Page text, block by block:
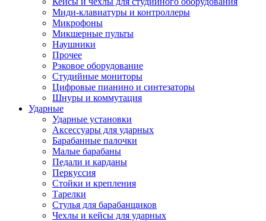
Миди-клавиатуры и контроллеры
Микрофоны
Микшерные пульты
Наушники
Прочее
Рэковое оборудование
Студийные мониторы
Цифровые пианино и синтезаторы
Шнуры и коммутация
Ударные
Ударные установки
Аксессуары для ударных
Барабанные палочки
Малые барабаны
Педали и карданы
Перкуссия
Стойки и крепления
Тарелки
Стулья для барабанщиков
Чехлы и кейсы для ударных